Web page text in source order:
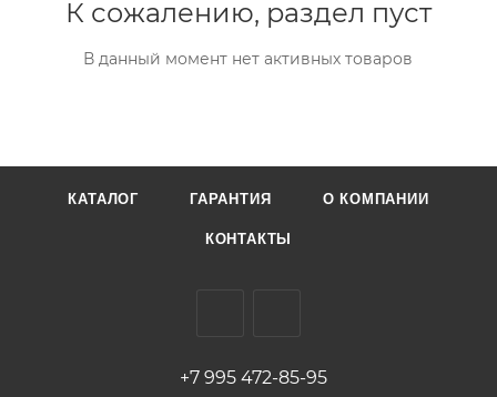
К сожалению, раздел пуст
В данный момент нет активных товаров
КАТАЛОГ ГАРАНТИЯ О КОМПАНИИ
КОНТАКТЫ
+7 995 472-85-95